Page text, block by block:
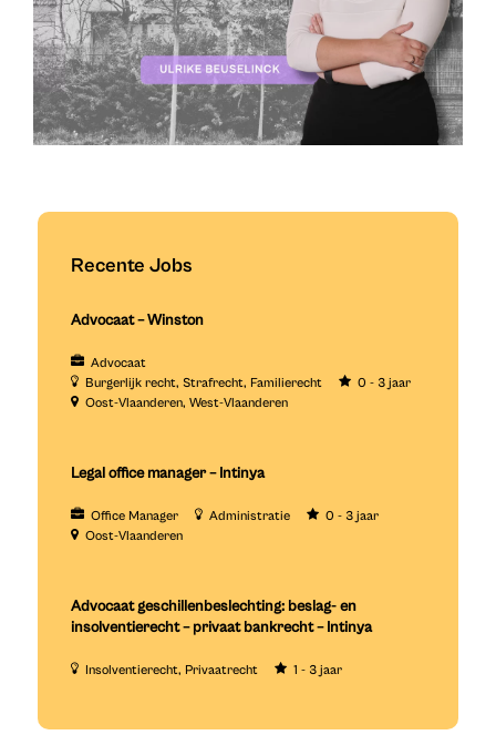
Recente Jobs
Advocaat – Winston
Advocaat
Burgerlijk recht Strafrecht Familierecht
0 - 3 jaar
Oost-Vlaanderen West-Vlaanderen
Legal office manager – Intinya
Office Manager Administratie
0 - 3 jaar
Oost-Vlaanderen
Advocaat geschillenbeslechting: beslag- en
insolventierecht – privaat bankrecht – Intinya
Insolventierecht Privaatrecht 1 - 3 jaar